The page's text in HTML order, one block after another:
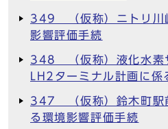
349 （仮称）ニトリ川
影響評価手続
348 （仮称）液化水素
LH2ターミナル計画に
347 （仮称）鈴木町駅
る環境影響評価手続